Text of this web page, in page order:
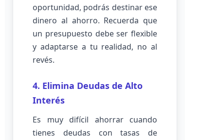
oportunidad, podrás destinar ese
dinero al ahorro. Recuerda que
un presupuesto debe ser flexible
y adaptarse a tu realidad, no al
revés.
4. Elimina Deudas de Alto
Interés
Es muy difícil ahorrar cuando
tienes deudas con tasas de